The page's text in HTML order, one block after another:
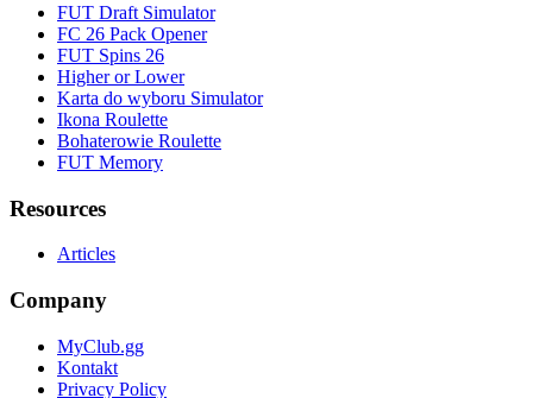
FUT Draft Simulator
FC 26 Pack Opener
FUT Spins 26
Higher or Lower
Karta do wyboru Simulator
Ikona Roulette
Bohaterowie Roulette
FUT Memory
Resources
Articles
Company
MyClub.gg
Kontakt
Privacy Policy